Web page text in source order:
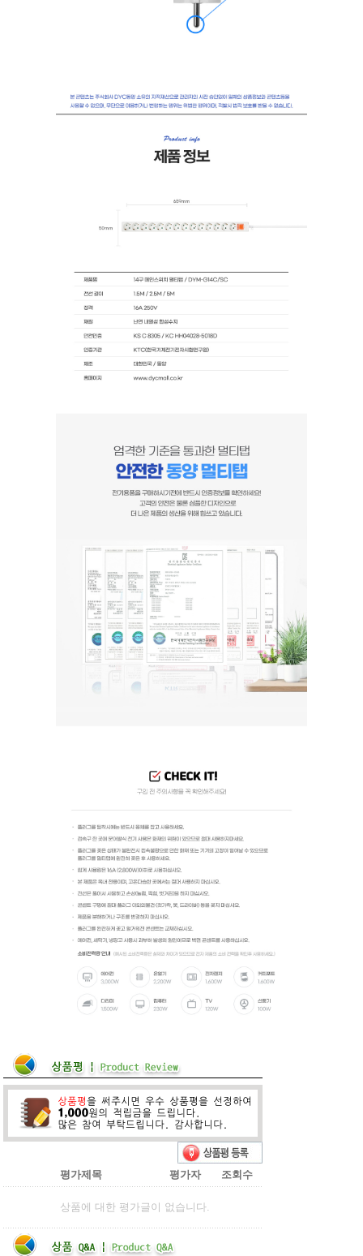
평가제목 평가자 조회수
상품에 대한 평가글이 없습니다.